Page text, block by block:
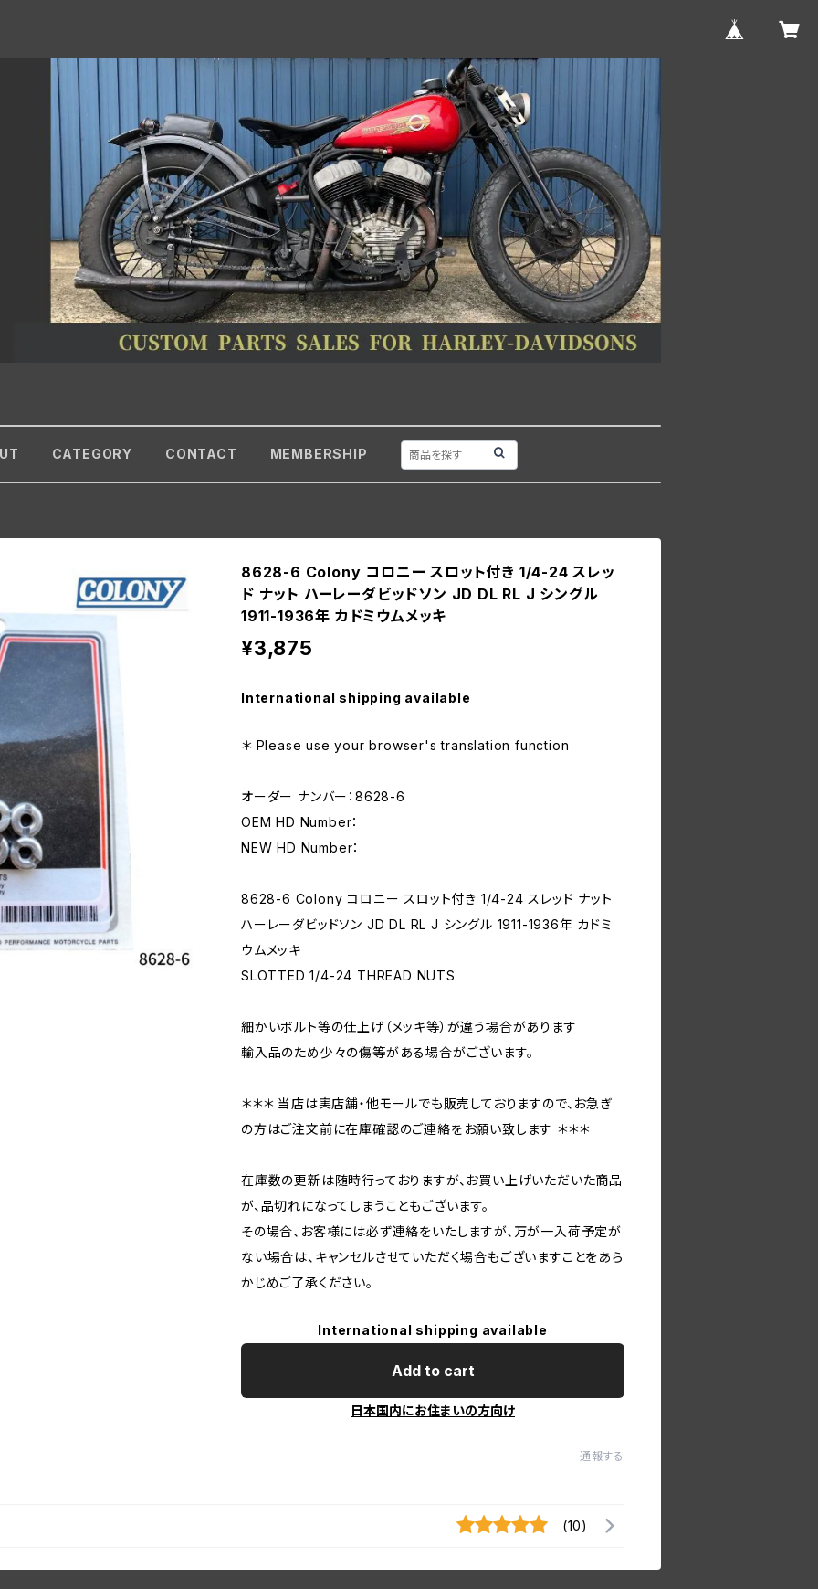
CATEGORY CONTACT MEMBERSHIP
8628-6 Colony コロニー スロット付き 1/4-24 スレッ
ド ナット ハーレーダビッドソン JD DL RL J シングル
1911-1936年 カドミウムメッキ
¥3,875
International shipping available
＊ Please use your browser's translation function
オーダー ナンバー：8628-6
OEM HD Number：
NEW HD Number：
8628-6 Colony コロニー スロット付き 1/4-24 スレッド ナット
ハーレーダビッドソン JD DL RL J シングル 1911-1936年 カドミ
ウムメッキ
SLOTTED 1/4-24 THREAD NUTS
細かいボルト等の仕上げ（メッキ等）が違う場合があります
輸入品のため少々の傷等がある場合がございます。
＊＊＊ 当店は実店舗・他モールでも販売しておりますので、お急ぎ
の方はご注文前に在庫確認のご連絡をお願い致します ＊＊＊
在庫数の更新は随時行っておりますが、お買い上げいただいた商品
が、品切れになってしまうこともございます。
その場合、お客様には必ず連絡をいたしますが、万が一入荷予定が
ない場合は、キャンセルさせていただく場合もございますことをあら
かじめご了承ください。
International shipping available
Add to cart
日本国内にお住まいの方向け
通報する
(10)